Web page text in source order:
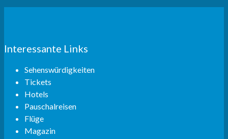
Interessante Links
Sehenswürdigkeiten
Tickets
Hotels
Pauschalreisen
Flüge
Magazin